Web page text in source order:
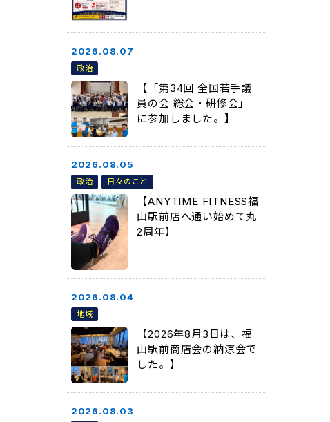
2026.08.07
政治
【「第34回 全国若手議
員の会 総会・研修会」
に参加しました。】
2026.08.05
政治 日々のこと
【ANYTIME FITNESS福
山駅前店へ通い始めて丸
2周年】
2026.08.04
地域
【2026年8月3日は、福
山駅前商店会の納涼会で
した。】
2026.08.03